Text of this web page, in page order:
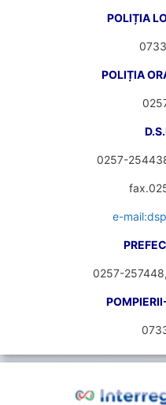
POLIȚIA
POLIȚIA
0257-
e-
0257-